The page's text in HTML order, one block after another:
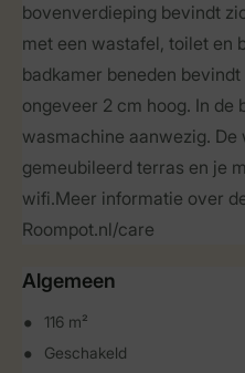
bovenverdieping bevindt
met een wastafel, toilet en
badkamer beneden
ongeveer 2 cm hoog. In de
wasmachine aanwezig.
gemeubileerd terras en je
wifi.Meer informatie over
Roompot.nl/care
Algemeen
116 m²
Geschakeld